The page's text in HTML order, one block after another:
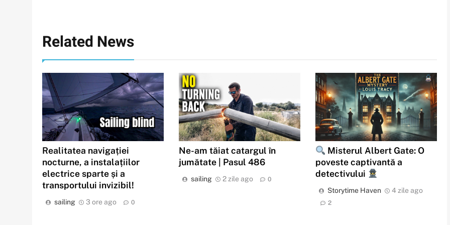
Related News
Realitatea navigației
nocturne, a instalațiilor
electrice sparte și a
transportului invizibil!
sailing 3 ore ago 0
Ne-am tăiat catargul în
jumătate | Pasul 486
sailing 2 zile ago 0
Misterul Albert Gate: O
poveste captivantă a
detectivului
Storytime Haven 4 zile ago
2